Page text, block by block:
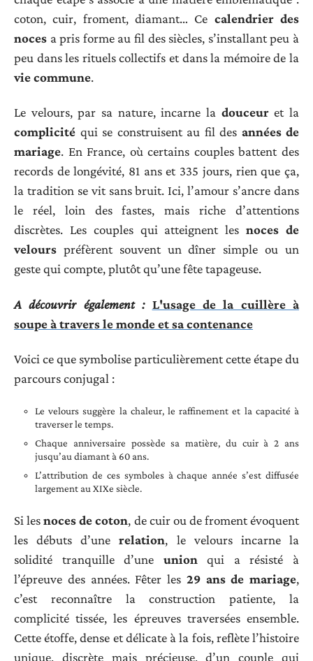
coton, cuir, froment, diamant… Ce calendrier des
noces a pris forme au fil des siècles, s’installant peu à
peu dans les rituels collectifs et dans la mémoire de la
vie commune.
Le velours, par sa nature, incarne la douceuret la
complicité qui se construisent au fil des années de
mariage. En France, où certains couples battent des
records de longévité, 81 ans et 335 jours, rien que ça,
la tradition se vit sans bruit. Ici, l’amour s’ancre dans
le réel, loin des fastes, mais riche d’attentions
discrètes. Les couples qui atteignent lesnoces de
velours préfèrent souvent un dîner simple ou un
geste qui compte, plutôt qu’une fête tapageuse.
A découvrir également : L'usage de la cuillère à
soupe à travers le monde et sa contenance
Voici ce que symbolise particulièrement cette étape du
parcours conjugal :
Le velours suggère la chaleur, le raffinement et la capacité à
traverser le temps.
Chaque anniversaire possède sa matière, du cuir à 2 ans
jusqu’au diamant à 60 ans.
L’attribution de ces symboles à chaque année s’est diffusée
largement au XIXe siècle.
Si lesnoces de coton, de cuir ou de froment évoquent
les débuts d’unerelation, le velours incarne la
solidité tranquille d’une unionqui a résisté à
l’épreuve des années. Fêter les 29 ans de mariage,
c’est reconnaître la construction patiente, la
complicité tissée, les épreuves traversées ensemble.
Cette étoffe, dense et délicate à la fois, reflète l’histoire
unique, discrète mais précieuse, d’un couple qui